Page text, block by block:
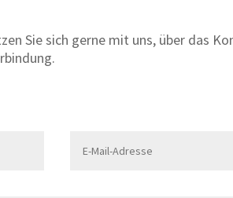
Sie sich gerne mit uns, über das